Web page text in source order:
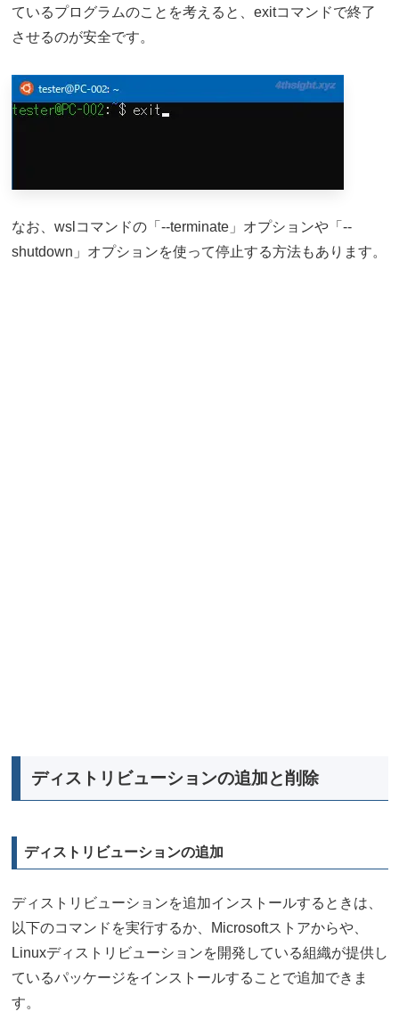
ているプログラムのことを考えると、exitコマンドで終了
させるのが安全です。
なお、wslコマンドの「--terminate」オプションや「--
shutdown」オプションを使って停止する方法もあります。
ディストリビューションの追加と削除
ディストリビューションの追加
ディストリビューションを追加インストールするときは、
以下のコマンドを実行するか、Microsoftストアからや、
Linuxディストリビューションを開発している組織が提供し
ているパッケージをインストールすることで追加できま
す。